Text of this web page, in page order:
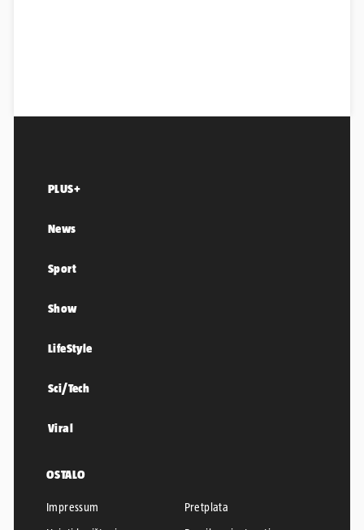
PLUS+
News
Sport
Show
LifeStyle
Sci/Tech
Viral
OSTALO
Impressum
Pretplata